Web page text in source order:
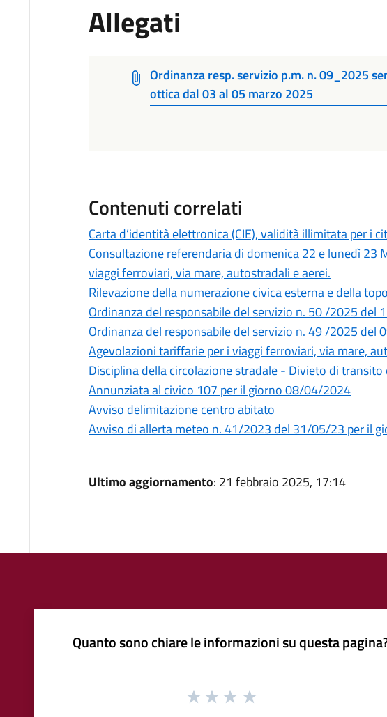
Allegati
Ordinanza resp. servizio p.m. n. 09_2025
ottica dal 03 al 05 marzo 2025
Contenuti correlati
Carta d’identità elettronica (CIE), validità illimitata per i
Consultazione referendaria di domenica 22 e lunedì
viaggi ferroviari, via mare, autostradali e aerei.
Rilevazione della numerazione civica esterna e della
Ordinanza del responsabile del servizio n. 50 /2025 del
Ordinanza del responsabile del servizio n. 49 /2025 del
Agevolazioni tariffarie per i viaggi ferroviari, via mare,
Disciplina della circolazione stradale - Divieto di transito
Annunziata al civico 107 per il giorno 08/04/2024
Avviso delimitazione centro abitato
Avviso di allerta meteo n. 41/2023 del 31/05/23 per il
Ultimo aggiornamento: 21 febbraio 2025, 17:14
Quanto sono chiare le informazioni su questa